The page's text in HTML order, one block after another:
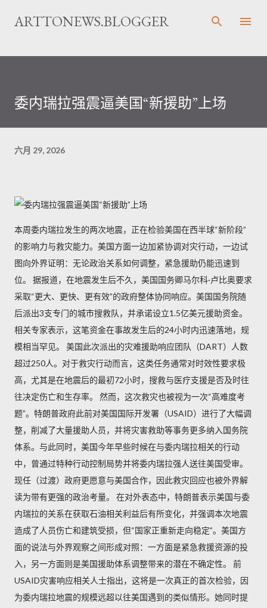
跳至主要内容
ARTTONEWS.BLOGGER
委内瑞拉强震逼美国“新援助”上场
六月 29, 2026
本周委内瑞拉发生的两次地震，正在检验美国在西半球“新阶段”
的影响力与救灾能力。美国方面一边加紧协调对灾行动，一边试
图向外界证明：无论政治关系如何调整，紧急援助仍能迅速到
位。 据报道，在地震发生后不久，美国国务卿马尔科·卢比奥要求
采取“更大、更快、更有效”的政府整体协同响应。美国国务院随
后派出3支专门的城市搜救队，并承诺设立1.5亿美元援助资金。
相关专家表示，这笔资金在事故发生后的24小时内迅速落地，规
模相当罕见。 美国此次派出的灾难援助响应团队（DART）人数
超过250人。对于救灾行动而言，这类任务通常对时效性要求极
高，尤其是在地震后的最初72小时，搜救与医疗支援是否及时往
往决定伤亡和生存率。 然而，这次救灾也被视为一次“高难度考
题”。特朗普政府此前对美国国际开发署（USAID）进行了大幅调
整，削减了大量援助人员，并将灾害救助等事务更多纳入国务院
体系。与此同时，美国今年早些时候在与委内瑞拉相关的行动
中，曾通过特种行动控制局势并将委内瑞拉强人送往美国受审。
现任（过渡）政府更愿意与美国合作，因此救灾回应也被外界解
读为带有更强的政治考量。 在对外表态中，特朗普表示美国与委
内瑞拉的关系在获取石油相关利益后有所变化，并强调本次地震
造成了人员伤亡和建筑受损，但“国家正重新走向稳定”。美国方
面的说法与外界观察之间形成对照：一方面是紧急救援资源的投
入，另一方面则是美国援助体系调整带来的潜在不确定性。 前
USAID灾害响应相关人士指出，这将是一次真正的首次检验，因
为委内瑞拉地震的规模远超以往美国遇到的类似情形。她同时提